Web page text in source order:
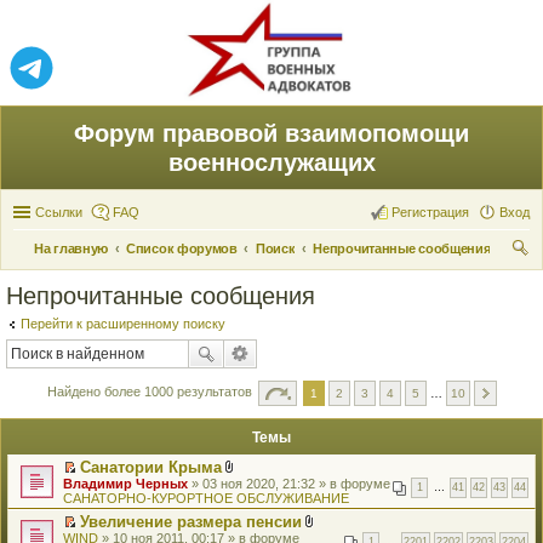
Форум правовой взаимопомощи
военнослужащих
Ссылки FAQ Вход
Регистрация
На главную Список форумов Поиск
Непрочитанные сообщения
Непрочитанные сообщения
Перейти к расширенному поиску
Найдено более 1000 результатов 1 2 3 4 5 10
Темы
П
е
р
е
й
Санатории Крыма
В
л
о
ж
е
1 41 42 43 44
Владимир Черных » 03 ноя 2020, 21:32 » в форуме
САНАТОРНО-КУРОРТНОЕ ОБСЛУЖИВАНИЕ
П
Увеличение размера пенсии
WIND » 10 ноя 2011, 00:17 » в форуме